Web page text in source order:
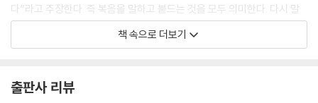
다”라고 주장한다. 즉 복음을 말하고 붙드는 것을 모두 의미한다. 다시 말
하면 이것은 신실하고 창의적인 말과 행동으로 복음을 구현하는 것이다.
---「1장 바울과 하나님의 선교」 중에서
다른 학자들과 내가 주장했듯이 바울은 칭의의 기초가 그 무엇보다 인간의
책 속으로 더보기
출판사 리뷰